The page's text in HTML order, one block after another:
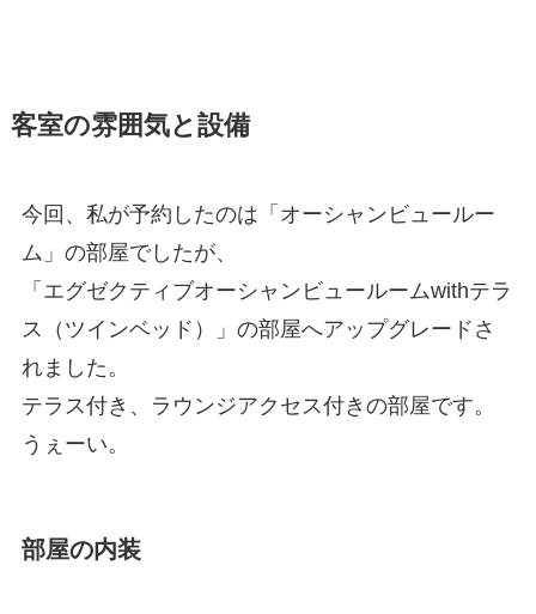
客室の雰囲気と設備
今回、私が予約したのは「オーシャンビュールー
ム」の部屋でしたが、
「エグゼクティブオーシャンビュールームwithテラ
ス（ツインベッド）」の部屋へアップグレードさ
れました。
テラス付き、ラウンジアクセス付きの部屋です。
うぇーい。
部屋の内装